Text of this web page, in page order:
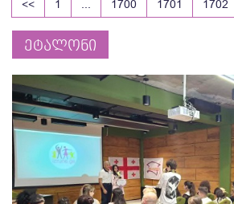
<< 1 1700 1701 1702
ეტალონი